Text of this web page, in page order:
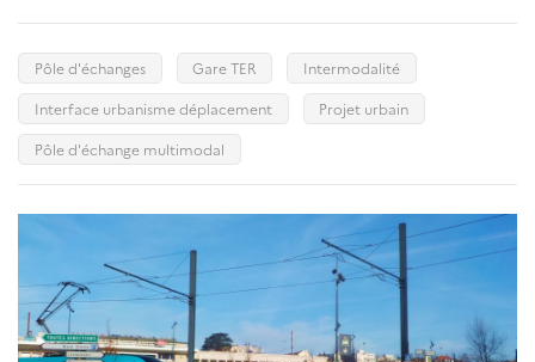
Pôle d'échanges Gare TER
Intermodalité
Interface urbanisme déplacement
Projet urbain
Pôle d'échange multimodal